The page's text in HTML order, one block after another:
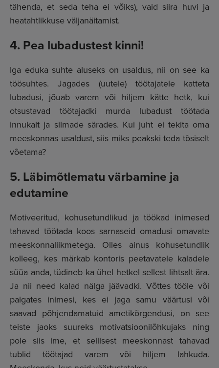
tähenda, et seda teha ei võiks), vaid siira huvi ja
heatahtlikkuse väljanäitamist.
4. Pea lubadustest kinni!
Iga eduka suhte aluseks on usaldus, nii on see ka
töösuhtes. Jagades (uutele) töötajatele katteta
lubadusi, jõuab varem või hiljem kätte hetk, kui
otsustavad töötajadki murda lubadust töötada
innukalt ja silmade särades. Kui juht ei tekita oma
meeskonnas usaldust, siis miks peakski teda tõsiselt
võetama?
5. Läbimõtlematu värbamine ja
edutamine
Motiveeritud, kohusetundlikud ja töökad inimesed
tahavad töötada koos sarnaseid omadusi omavate
meeskonnaliikmetega. Olles ainus kohusetundlik
kolleeg, kes märkab kontoris peetavatele kaladele
süüa anda, tüdineb ka ühel hetkel sellest lihtsalt ära.
Ja nii need kalad nälga jäävadki. Võttes tööle või
palgates inimesi, kes ei jaga samu väärtusi või
saavad põhjendamatuid ametikõrgendusi, on see
teiste jaoks suureks motivatsioonilõhkujaks ning
pole siis ime, et sellisest meeskonnast tahavad
tublid töötajad varem või hiljem lahkuda.